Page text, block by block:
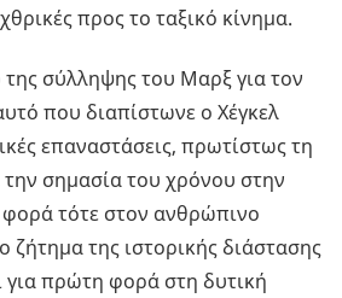
προς το ταξικό κίνημα.
της σύλληψης του Μαρξ για τον
που διαπίστωνε ο Χέγκελ
επαναστάσεις, πρωτίστως τη
την σημασία του χρόνου στην
τότε στον ανθρώπινο
ζήτημα της ιστορικής διάστασης
πρώτη φορά στη δυτική